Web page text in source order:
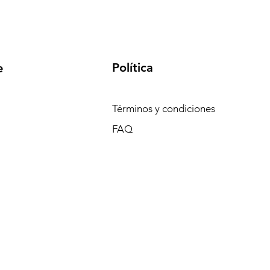
Política
Términos y condiciones
FAQ